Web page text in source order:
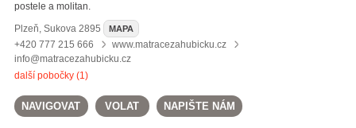
postele a molitan.
Plzeň, Sukova 2895 MAPA
+420 777 215 666
www.matracezahubicku.cz
info@matracezahubicku.cz
další pobočky (1)
NAVIGOVAT VOLAT NAPIŠTE NÁM